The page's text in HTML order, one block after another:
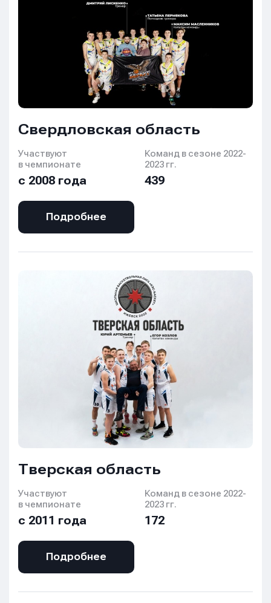
Свердловская область
Участвуют
в чемпионате
с 2008 года
Команд в сезоне 2022-
2023 гг.
439
Подробнее
Тверская область
Участвуют
в чемпионате
с 2011 года
Команд в сезоне 2022-
2023 гг.
172
Подробнее